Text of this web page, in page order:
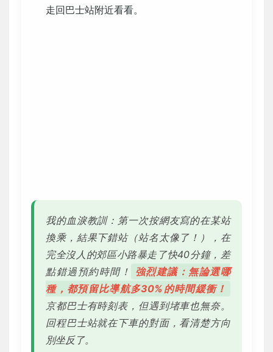
走回巴士站附近看看。
我的血淚教訓：第一次按網友寫的在某站
換乘，結果下錯站（站名太像了！），在
完全沒人的郊區小路暴走了快40分鐘，差
點錯過預約時間！
強烈建議：無論選哪
種，都預留比導航多30%的時間緩衝！
京都巴士有時刻表，但遇到堵車也無奈。
回程巴士站就在下車的對面，看清楚方向
別坐反了。